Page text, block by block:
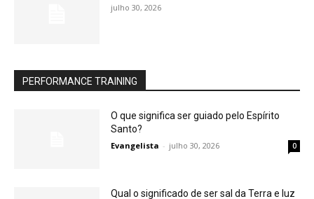
julho 30, 2026
PERFORMANCE TRAINING
O que significa ser guiado pelo Espírito
Santo?
Evangelista - julho 30, 2026 0
Qual o significado de ser sal da Terra e luz